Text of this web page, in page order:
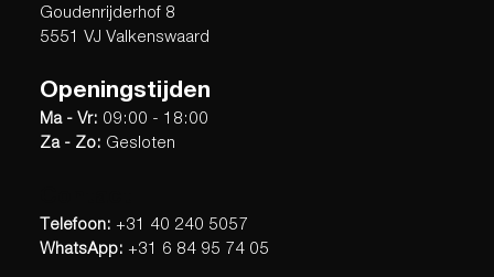
Goudenrijderhof 8
5551 VJ Valkenswaard
Openingstijden
Ma - Vr: 09:00 - 18:00
Za - Zo: Gesloten
Telefoon: +31 40 240 5057
WhatsApp: +31 6 84 95 74 05